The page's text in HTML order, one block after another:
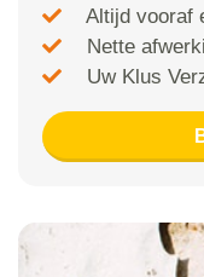
Altijd vooraf
Nette
Uw Klus